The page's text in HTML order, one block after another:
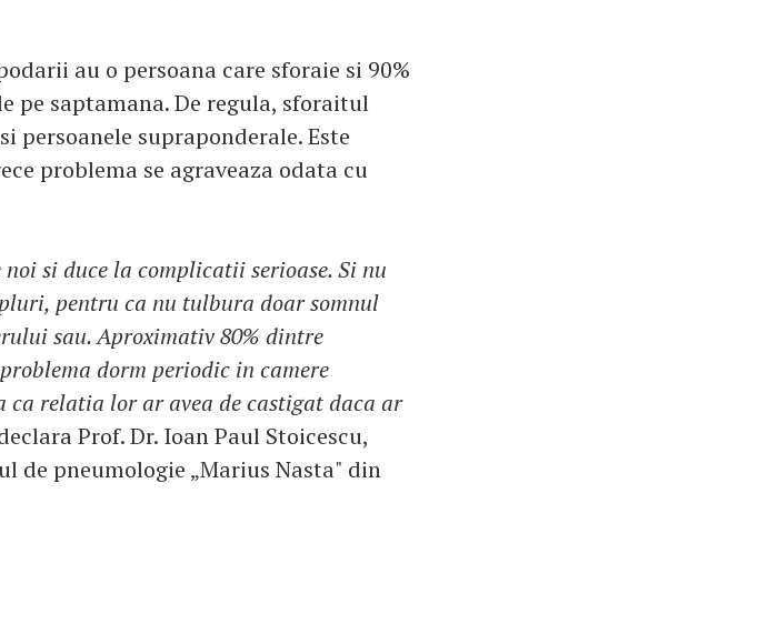
au o persoana care sforaie si 90%
pe saptamana. De regula, sforaitul
supraponderale. Este
problema se agraveaza odata cu
si duce la complicatii serioase. Si nu
pentru ca nu tulbura doar somnul
sau. Aproximativ 80% dintre
dorm periodic in camere
relatia lor ar avea de castigat daca ar
Prof. Dr. Ioan Paul Stoicescu,
pneumologie „Marius Nasta" din